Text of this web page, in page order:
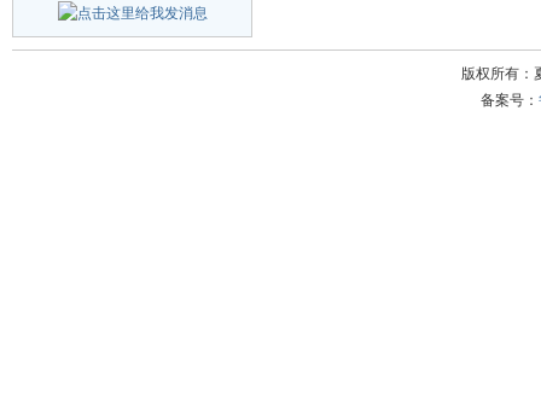
版权所有：
备案号：